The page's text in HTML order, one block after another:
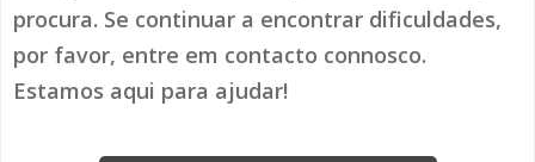
procura. Se continuar a encontrar dificuldades,
por favor, entre em contacto connosco.
Estamos aqui para ajudar!